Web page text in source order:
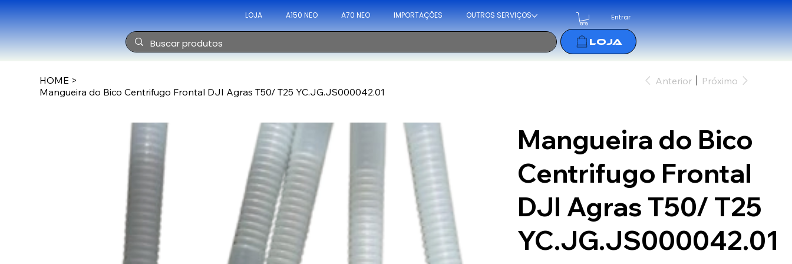
Entrar
LOJA A150 NEO A70 NEO IMPORTAÇÕES OUTROS SERVIÇOS
HOME >
Mangueira do Bico Centrifugo Frontal DJI Agras T50/ T25 YC.JG.JS000042.01
Anterior Próximo
Mangueira do Bico
Centrifugo Frontal
DJI Agras T50/ T25
YC.JG.JS000042.01